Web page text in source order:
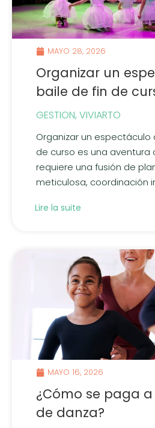
MAYO 28, 2026
Organizar un
baile de fin de
GESTION, VIVIARTO
Organizar un espectáculo
de curso es una aventura
requiere una fusión de
meticulosa, coordinación
Lire la suite
MAYO 16, 2026
¿Cómo se paga
de danza?